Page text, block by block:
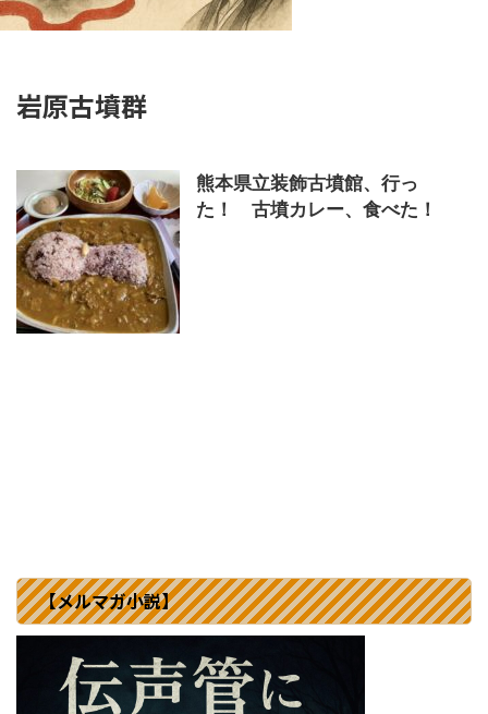
岩原古墳群
熊本県立装飾古墳館、行っ
た！ 古墳カレー、食べた！
【メルマガ小説】